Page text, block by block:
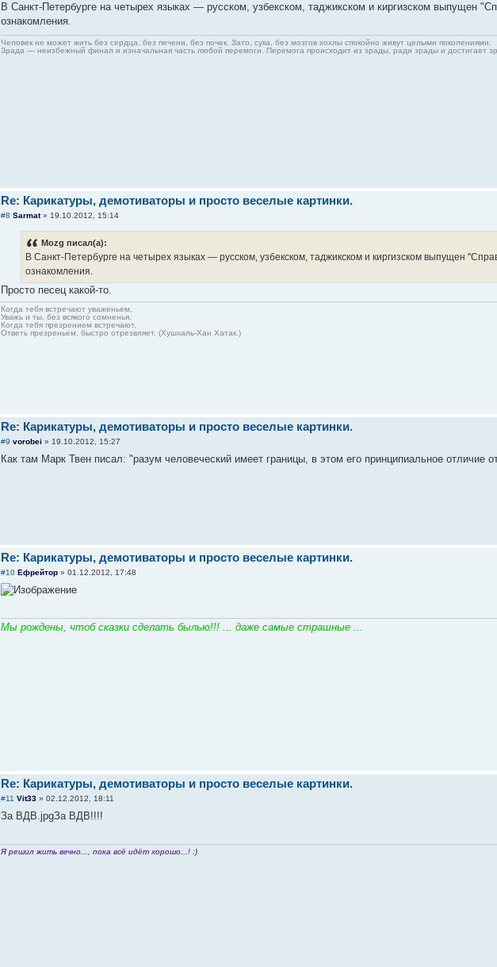
В Санкт-Петербурге на четырех языках — русском, узбекском, таджикском и киргизском выпущен
ознакомления.
Человек не может жить без сердца, без печени, без почек. Зато, сука, без мозгов хохлы спокойно живут целыми поколениями.
Зрада — неизбежный финал и изначальная часть любой перемоги. Перемога происходит из зрады, ради зрады и достигает
Re: Карикатуры, демотиваторы и просто веселые картинки.
#8 Sarmat» 19.10.2012, 15:14
Mozg писал(а):
В Санкт-Петербурге на четырех языках — русском, узбекском, таджикском и киргизском выпущен
ознакомления.
Просто песец какой-то.
Когда тебя встречают уваженьем,
Уважь и ты, без всякого сомненья.
Когда тебя презрением встречают,
Ответь презреньем, быстро отрезвляет. (Хушхаль-Хан Хатак.)
Re: Карикатуры, демотиваторы и просто веселые картинки.
#9 vorobei » 19.10.2012, 15:27
Как там Марк Твен писал: "разум человеческий имеет границы, в этом его принципиальное отличие
Re: Карикатуры, демотиваторы и просто веселые картинки.
#10 Ефрейтор » 01.12.2012, 17:48
Мы рождены, чтоб сказки сделать былью!!! ... даже самые страшные ...
Re: Карикатуры, демотиваторы и просто веселые картинки.
#11 Vit33 » 02.12.2012, 18:11
За ВДВ.jpgЗа ВДВ!!!!
Я решил жить вечно..., пока всё идёт хорошо...! :)